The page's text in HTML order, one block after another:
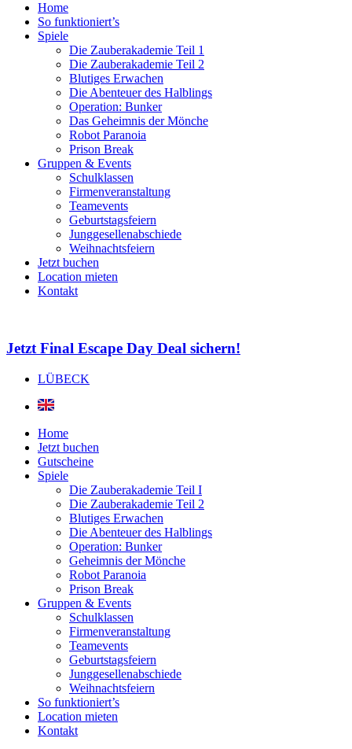
Home
So funktioniert’s
Spiele
Die Zauberakademie Teil 1
Die Zauberakademie Teil 2
Blutiges Erwachen
Die Abenteuer des Halblings
Operation: Bunker
Das Geheimnis der Mönche
Robot Paranoia
Prison Break
Gruppen & Events
Schulklassen
Firmenveranstaltung
Teamevents
Geburtstagsfeiern
Junggesellenabschiede
Weihnachtsfeiern
Jetzt buchen
Location mieten
Kontakt
Jetzt Final Escape Day Deal sichern!
LÜBECK
Home
Jetzt buchen
Gutscheine
Spiele
Die Zauberakademie Teil I
Die Zauberakademie Teil 2
Blutiges Erwachen
Die Abenteuer des Halblings
Operation: Bunker
Geheimnis der Mönche
Robot Paranoia
Prison Break
Gruppen & Events
Schulklassen
Firmenveranstaltung
Teamevents
Geburtstagsfeiern
Junggesellenabschiede
Weihnachtsfeiern
So funktioniert’s
Location mieten
Kontakt